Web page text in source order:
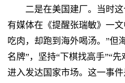
二是在美国建厂。当时这
有媒体在《提醒张瑞敏》一
吃肉，却跑到海外喝汤。”但
名牌”，坚持“下棋找高手”“
进入发达国家市场。这一事